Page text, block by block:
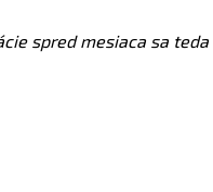
spred mesiaca sa